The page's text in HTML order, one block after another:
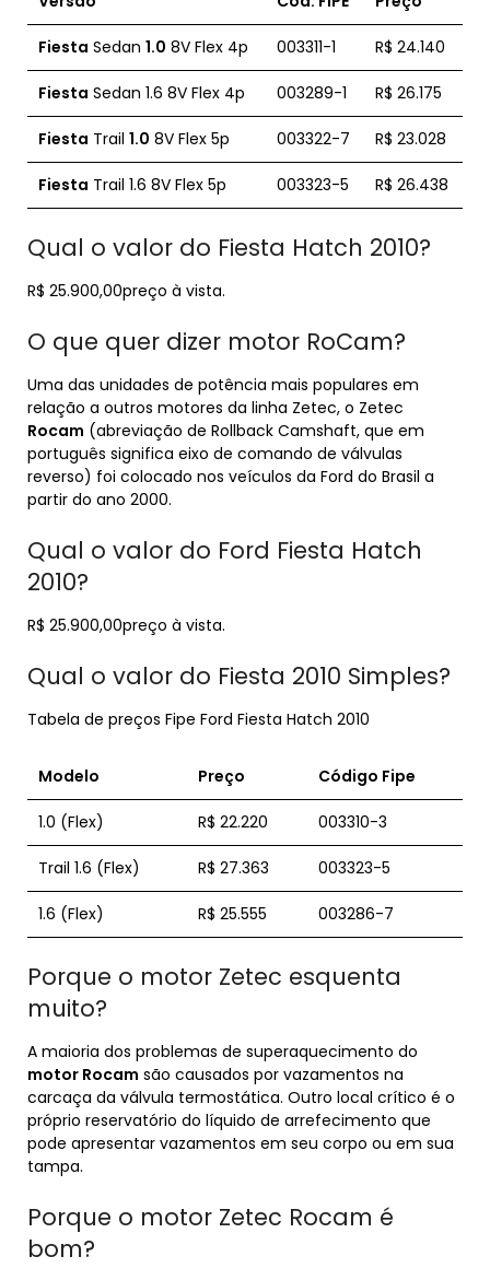
Fiesta Sedan 1.0 8V Flex 4p 003311-1 R$ 24.140
Fiesta Sedan 1.6 8V Flex 4p 003289-1 R$ 26.175
Fiesta Trail 1.0 8V Flex 5p 003322-7 R$ 23.028
Fiesta Trail 1.6 8V Flex 5p 003323-5 R$ 26.438
Qual o valor do Fiesta Hatch 2010?
R$ 25.900,00preço à vista.
O que quer dizer motor RoCam?
Uma das unidades de potência mais populares em
relação a outros motores da linha Zetec, o Zetec
Rocam (abreviação de Rollback Camshaft, que em
português significa eixo de comando de válvulas
reverso) foi colocado nos veículos da Ford do Brasil a
partir do ano 2000.
Qual o valor do Ford Fiesta Hatch
2010?
R$ 25.900,00preço à vista.
Qual o valor do Fiesta 2010 Simples?
Tabela de preços Fipe Ford Fiesta Hatch 2010
Modelo Preço Código Fipe
1.0 (Flex) R$ 22.220 003310-3
Trail 1.6 (Flex) R$ 27.363 003323-5
1.6 (Flex) R$ 25.555 003286-7
Porque o motor Zetec esquenta
muito?
A maioria dos problemas de superaquecimento do
motor Rocam são causados por vazamentos na
carcaça da válvula termostática. Outro local crítico é o
próprio reservatório do líquido de arrefecimento que
pode apresentar vazamentos em seu corpo ou em sua
tampa.
Porque o motor Zetec Rocam é
bom?